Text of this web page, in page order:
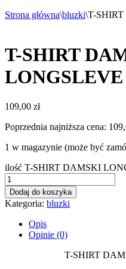
Strona główna\bluzki\T-
T-SHIRT
109,00 zł
Poprzednia najniższa cena:
1 w magazynie (może być
ilość T-SHIRT DAMSKI
Dodaj do koszyka
Kategoria: bluzki
Opis
Opinie (0)
T-SHIRT